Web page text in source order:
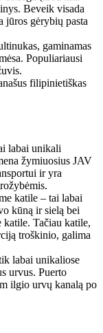
Beveik visada
jūros gėrybių pasta
gaminamas
Populiariausi
filipinietiškas
labai unikali
žymiuosius JAV
ir yra
katile – tai labai
kūną ir sielą bei
Tačiau katile,
troškinio, galima
labai unikaliose
urvus. Puerto
ilgio urvų kanalą po